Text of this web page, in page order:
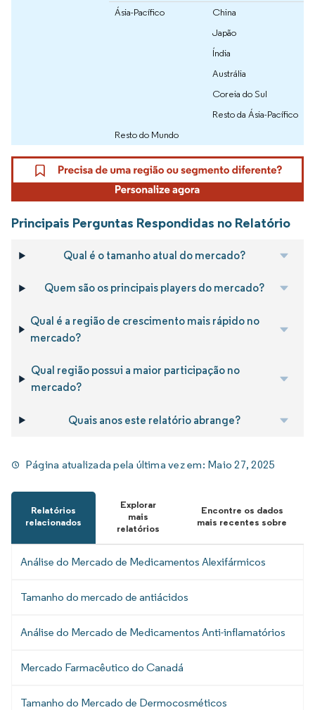
Ásia-Pacífico
China
Japão
Índia
Austrália
Coreia do Sul
Resto da Ásia-Pacífico
Resto do Mundo
Principais Perguntas Respondidas no Relatório
Qual é o tamanho atual do mercado?
Quem são os principais players do mercado?
Qual é a região de crescimento mais rápido no
mercado?
Qual região possui a maior participação no
mercado?
Quais anos este relatório abrange?
Página atualizada pela última vez em: Maio 27, 2025
Relatórios
relacionados
Explorar
mais
relatórios
Encontre os dados
mais recentes sobre
Análise do Mercado de Medicamentos Alexifármicos
Tamanho do mercado de antiácidos
Análise do Mercado de Medicamentos Anti-inflamatórios
Mercado Farmacêutico do Canadá
Tamanho do Mercado de Dermocosméticos